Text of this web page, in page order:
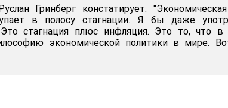
Гринберг констатирует:
в полосу стагнации. Я бы даже
Это стагнация плюс инфляция. Это то, что в
экономической политики в мире.